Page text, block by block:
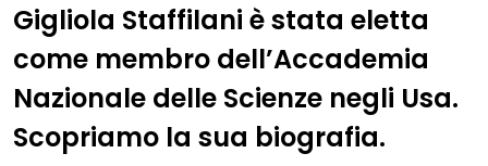
Gigliola Staffilani è stata eletta
come membro dell’Accademia
Nazionale delle Scienze negli Usa.
Scopriamo la sua biografia.